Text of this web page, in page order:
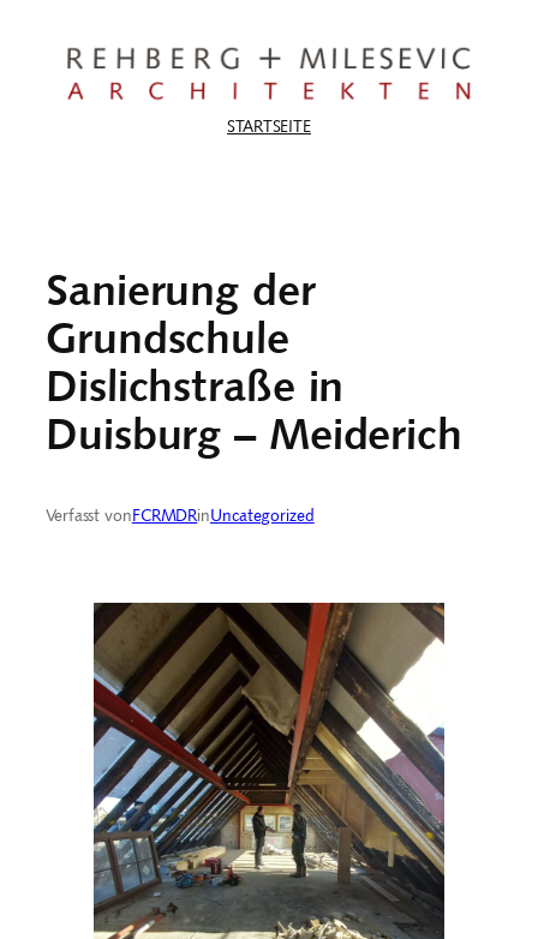
springen
STARTSEITE
Sanierung der
Grundschule
Dislichstraße in
Duisburg – Meiderich
Verfasst vonFCRMDRinUncategorized